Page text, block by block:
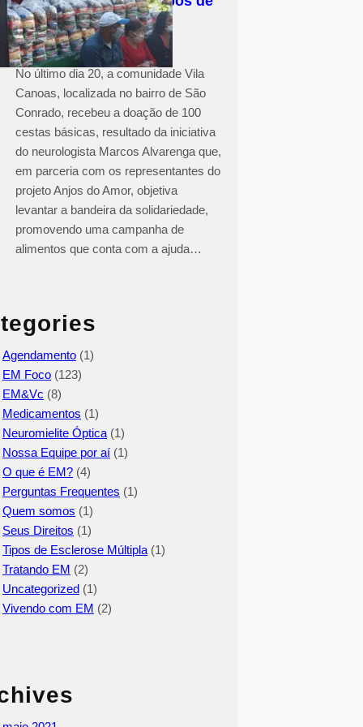
COVID-19
No último dia 20, a comunidade Vila
Canoas, localizada no bairro de São
Conrado, recebeu a doação de 100
cestas básicas, resultado da iniciativa
do neurologista Marcos Alvarenga que,
em parceria com os representantes do
projeto Anjos do Amor, objetiva
levantar a bandeira da solidariedade,
promovendo uma campanha de
alimentos que conta com a ajuda…
Agendamento (1)
EM Foco (123)
EM&Vc (8)
Medicamentos (1)
Neuromielite Óptica (1)
Nossa Equipe por aí (1)
O que é EM? (4)
Perguntas Frequentes (1)
Quem somos (1)
Seus Direitos (1)
Tipos de Esclerose Múltipla (1)
Tratando EM (2)
Uncategorized (1)
Vivendo com EM (2)